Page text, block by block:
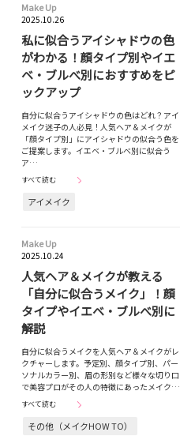
Make Up
2025.10.26
私に似合うアイシャドウの色
がわかる！顔タイプ別やイエ
ベ・ブルべ別におすすめをピ
ックアップ
自分に似合うアイシャドウの色はどれ？アイ
メイク迷子の人必見！人気ヘア＆メイクが
「顔タイプ別」にアイシャドウの似合う色を
ご提案します。イエベ・ブルベ別に似合う
ア…
すべて読む
アイメイク
Make Up
2025.10.24
人気ヘア＆メイクが教える
「自分に似合うメイク」！顔
タイプやイエベ・ブルべ別に
解説
自分に似合うメイクを人気ヘア＆メイクがレ
クチャーします。予定別、顔タイプ別、パー
ソナルカラー別、眉の形別など様々な切り口
で美容プロがその人の特徴にあったメイク…
すべて読む
その他（メイクHOW TO）